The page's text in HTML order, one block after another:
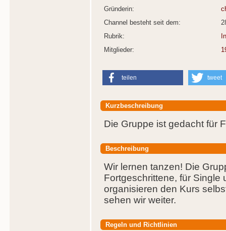
Gründerin:
Channel besteht seit dem:
Rubrik:
Mitglieder:
teilen tweet
Kurzbeschreibung
Die Gruppe ist gedacht für
Beschreibung
Wir lernen tanzen! Die
Fortgeschrittene, für Single
organisieren den Kurs
sehen wir weiter.
Regeln und Richtlinien